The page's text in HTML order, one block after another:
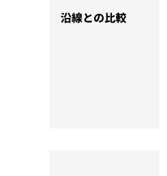
沿線との比較